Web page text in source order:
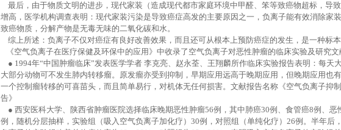
最后，由于物质文明的进步，现代家装（造成现代都市家庭环境中甲醛、笨等致癌物超标，导
增高，医学机构调查表明：现代家装污染是导致癌症高发的主要原因之一，负离子能有效消除家
致癌物质，分解产物是无毒无味的二氧化碳和水。
综上所述：负离子不仅对癌症有良好改善效果，而且还可从根本上预防癌症的发生，是一种标本
《空气负离子在医疗保健及环保中的应用》中收录了空气负离子对恶性肿瘤的临床实验及研究文
● 1994年“中国肿瘤临床”发表医学学者 李克亮、赵永荃、王翔麟所作临床实验报告表明：每天
大部分动物可不发生肺内转移瘤。原发瘤亦受到抑制，早期应用远高于晚期应用，但晚期应用也
一个控制瘤转移的可喜苗头，而且简单易行，对机体无任何损害。文献报告名称《空气负离子抑
告》
● 西安医科大学、陕西省肿瘤医院选择临床晚期恶性肿瘤56例，其中肺癌30例、食管癌8例、恶
例，随机分层抽样，实验组（吸入空气负离子加化疗） 30例，对照组（单纯化疗） 26例。半年后